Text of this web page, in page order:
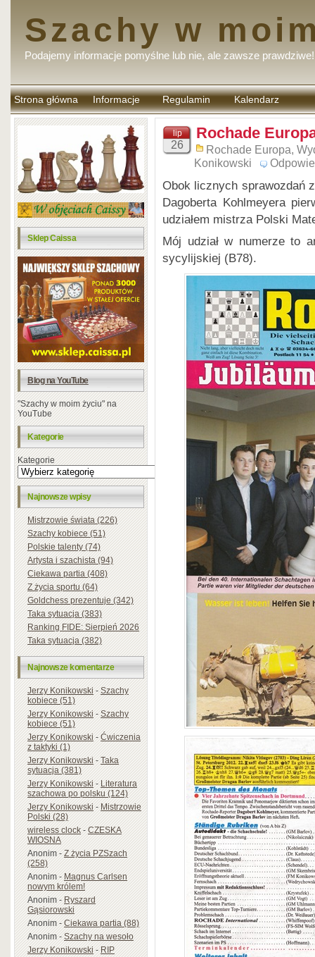
Szachy w
Podajemy informacje pomyślne lub nie, ale zawsze prawdziwe!
Strona główna Informacje Regulamin
komentarzy
Kalendarz
Sklep Caissa
Blog na YouTube
"Szachy w moim życiu" na
YouTube
Kategorie
Kategorie
Najnowsze wpisy
Mistrzowie świata (226)
Szachy kobiece (51)
Polskie talenty (74)
Artysta i szachista (94)
Ciekawa partia (408)
Z życia sportu (64)
Goldchess prezentuje (342)
Taka sytuacja (383)
Ranking FIDE: Sierpień 2026
Taka sytuacja (382)
Najnowsze komentarze
Jerzy Konikowski-Szachy
kobiece (51)
Jerzy Konikowski-Szachy
kobiece (51)
Jerzy Konikowski-Ćwiczenia
z taktyki (1)
Jerzy Konikowski-Taka
sytuacja (381)
Jerzy Konikowski-Literatura
szachowa po polsku (124)
Jerzy Konikowski-Mistrzowie
Polski (28)
wireless clock-CZESKA
WIOSNA
Anonim-Z życia PZSzach
(258)
Anonim-Magnus Carlsen
nowym królem!
Anonim-Ryszard
Gąsiorowski
Anonim-Ciekawa partia (88)
Anonim-Szachy na wesoło
Jerzy Konikowski-RIP
lip
26
Rochade
Rochade Europa,
Konikowski
Obok licznych sprawozdań
Dagoberta Kohlmeyera
udziałem mistrza Polski
Mój udział w numerze to
sycylijskiej (B78).